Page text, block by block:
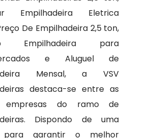
Empilhadeira Eletrica
De Empilhadeira 2,5 ton,
Empilhadeira para
e Aluguel de
Mensal, a VSV
destaca-se entre as
empresas do ramo de
Dispondo de uma
para garantir o melhor